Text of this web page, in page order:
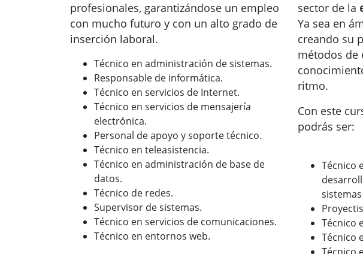
profesionales, garantizándose un empleo
con mucho futuro y con un alto grado de
inserción laboral.
Técnico en administración de sistemas.
Responsable de informática.
Técnico en servicios de Internet.
Técnico en servicios de mensajería
electrónica.
Personal de apoyo y soporte técnico.
Técnico en teleasistencia.
Técnico en administración de base de
datos.
Técnico de redes.
Supervisor de sistemas.
Técnico en servicios de comunicaciones.
Técnico en entornos web.
sector de la
Ya sea en
creando su
métodos de
ritmo.
Con este
podrás ser:
Técnico
Técnico
Técnico